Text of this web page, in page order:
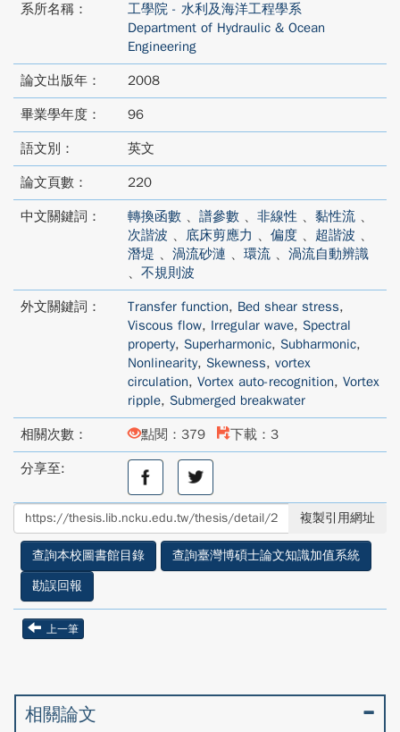
系所名稱：
工學院 - 水利及海洋工程學系
Department of Hydraulic & Ocean
Engineering
論文出版年： 2008
畢業學年度： 96
語文別： 英文
論文頁數： 220
中文關鍵詞： 轉換函數 、 譜參數 、 非線性 、 黏性流 、
次諧波 、 底床剪應力 、 偏度 、 超諧波 、
潛堤 、 渦流砂漣 、 環流 、 渦流自動辨識
、 不規則波
外文關鍵詞： Transfer function, Bed shear stress,
Viscous flow, Irregular wave, Spectral
property, Superharmonic, Subharmonic,
Nonlinearity, Skewness, vortex
circulation, Vortex auto-recognition, Vortex
ripple, Submerged breakwater
相關次數： 點閱：379 下載：3
分享至:
分
至
facebook
分
享
至
twitter
複製引用網址
查詢本校圖書館目錄
查詢臺灣博碩士論文知識加值系統
勘誤回報
上一筆
相關論文